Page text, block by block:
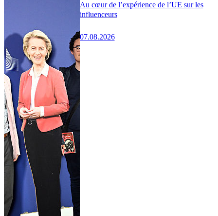
Au cœur de l’expérience de l’UE sur les
influenceurs
07.08.2026